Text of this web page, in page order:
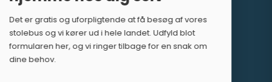
Kategorier
Det er gratis og uforpligtende at få besøg af vores
stolebus og vi kører ud i hele landet. Udfyld blot
formularen her, og vi ringer tilbage for en snak om
dine behov.